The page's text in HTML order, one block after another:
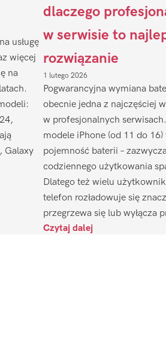
usługę
więcej
na
Galaxy
dlaczego
w serwisie to
rozwiązanie
1 lutego 2026
Pogwarancyjna wymiana
obecnie jedna z najczęściej
w profesjonalnych
modele iPhone (od 11 do 16)
pojemność baterii –
codziennego użytkowania
Dlatego też wielu
telefon rozładowuje się
przegrzewa się lub wyłącza
Czytaj dalej